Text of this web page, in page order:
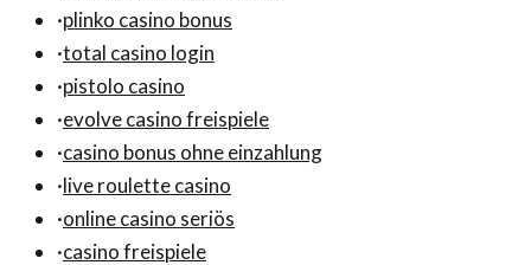
·plinko casino bonus
·total casino login
·pistolo casino
·evolve casino freispiele
·casino bonus ohne einzahlung
·live roulette casino
·online casino seriös
·casino freispiele